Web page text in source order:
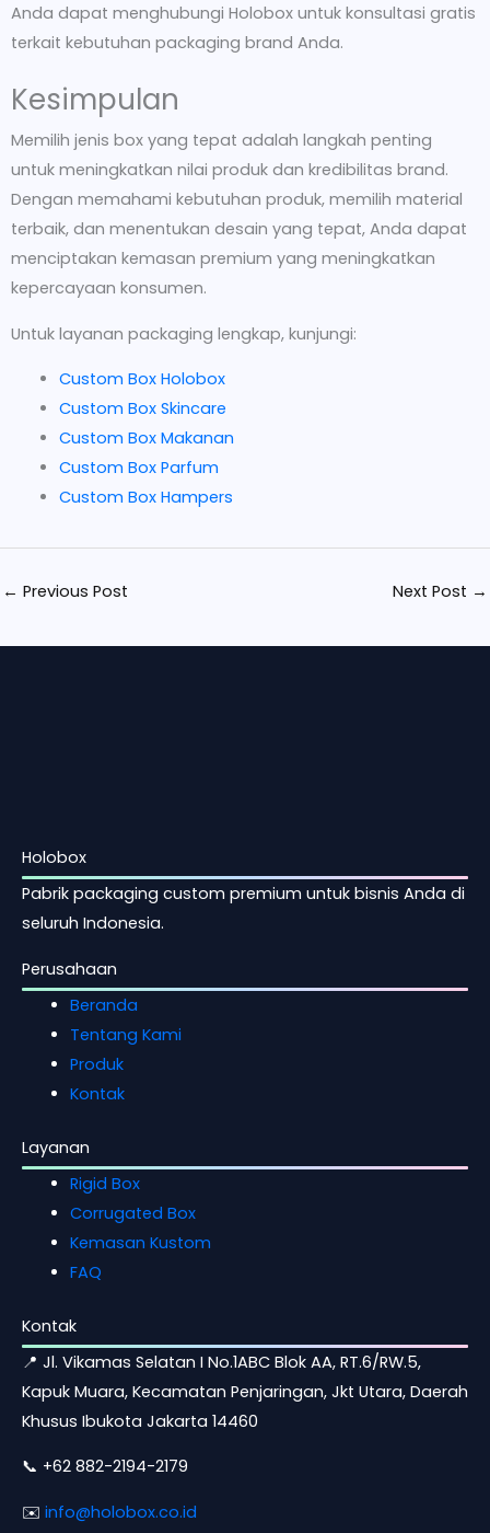
Anda dapat menghubungi Holobox untuk konsultasi gratis
terkait kebutuhan packaging brand Anda.
Kesimpulan
Memilih jenis box yang tepat adalah langkah penting
untuk meningkatkan nilai produk dan kredibilitas brand.
Dengan memahami kebutuhan produk, memilih material
terbaik, dan menentukan desain yang tepat, Anda dapat
menciptakan kemasan premium yang meningkatkan
kepercayaan konsumen.
Untuk layanan packaging lengkap, kunjungi:
Custom Box Holobox
Custom Box Skincare
Custom Box Makanan
Custom Box Parfum
Custom Box Hampers
← Previous Post Next Post →
Holobox
Pabrik packaging custom premium untuk bisnis Anda di
seluruh Indonesia.
Perusahaan
Beranda
Tentang Kami
Produk
Kontak
Layanan
Rigid Box
Corrugated Box
Kemasan Kustom
FAQ
Kontak
📍 Jl. Vikamas Selatan I No.1ABC Blok AA, RT.6/RW.5,
Kapuk Muara, Kecamatan Penjaringan, Jkt Utara, Daerah
Khusus Ibukota Jakarta 14460
📞 +62 882-2194-2179
✉️ info@holobox.co.id